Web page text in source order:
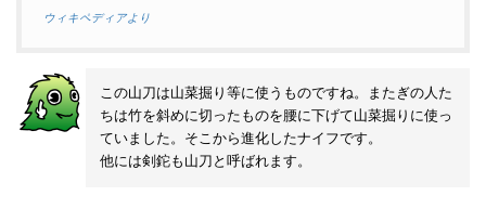
ウィキペディアより
この山刀は山菜掘り等に使うものですね。またぎの人た
ちは竹を斜めに切ったものを腰に下げて山菜掘りに使っ
ていました。そこから進化したナイフです。
他には剣鉈も山刀と呼ばれます。